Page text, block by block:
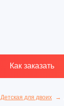
Как заказать
Детская для двоих